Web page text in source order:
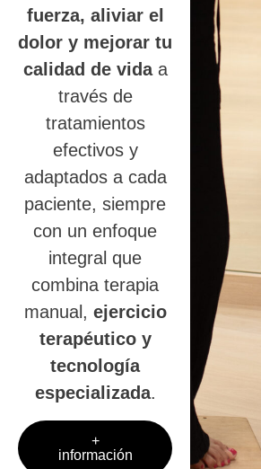
fuerza, aliviar el
dolor y mejorar tu
calidad de vidaa
través de
tratamientos
efectivos y
adaptados a cada
paciente, siempre
con un enfoque
integral que
combina terapia
manual, ejercicio
terapéutico y
tecnología
especializada.
+
información